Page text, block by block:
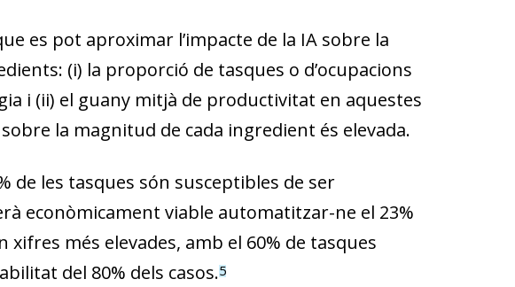
es pot aproximar l’impacte de la IA sobre la
(i) la proporció de tasques o d’ocupacions
i (ii) el guany mitjà de productivitat en aquestes
la magnitud de cada ingredient és elevada.
de les tasques són susceptibles de ser
econòmicament viable automatitzar-ne el 23%
més elevades, amb el 60% de tasques
del 80% dels casos.5